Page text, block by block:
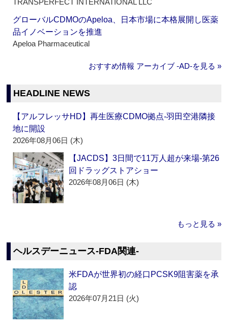
TRANSPERFECT INTERNATIONAL LLC
グローバルCDMOのApeloa、日本市場に本格展開し医薬
品イノベーションを推進
Apeloa Pharmaceutical
おすすめ情報 アーカイブ ‐AD‐を見る »
HEADLINE NEWS
【アルフレッサHD】再生医療CDMO拠点‐羽田空港隣接
地に開設
2026年08月06日 (木)
【JACDS】3日間で11万人超が来場‐第26
回ドラッグストアショー
2026年08月06日 (木)
もっと見る »
ヘルスデーニュース‐FDA関連‐
米FDAが世界初の経口PCSK9阻害薬を承
認
2026年07月21日 (火)